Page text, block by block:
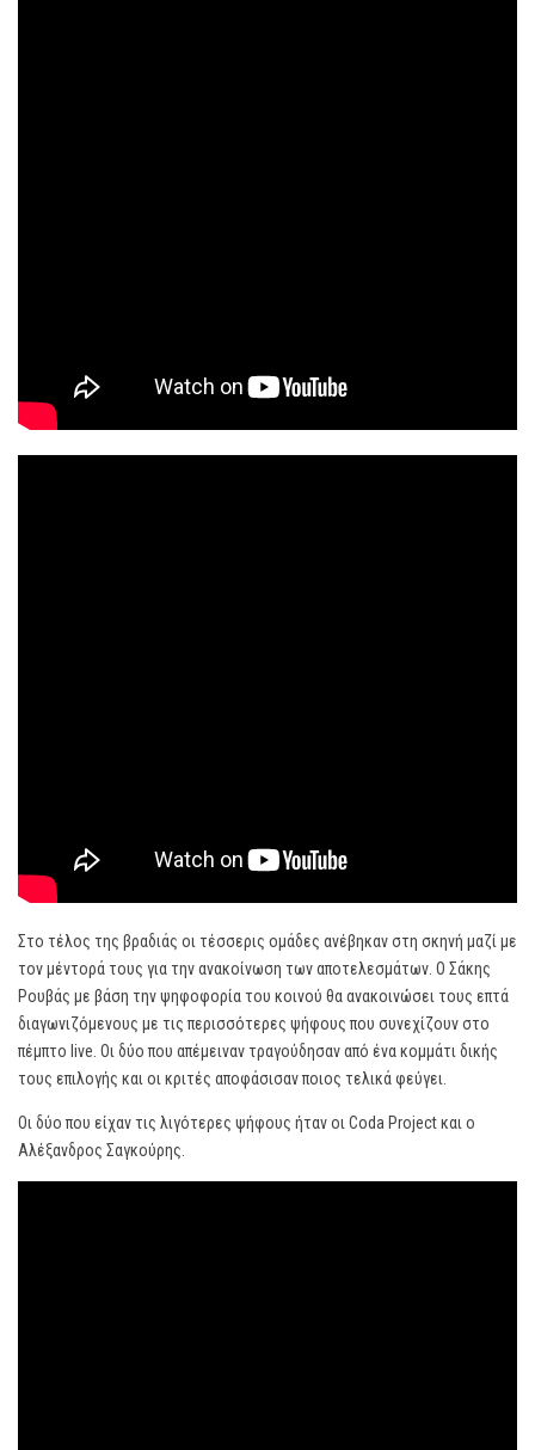
Στο τέλος της βραδιάς οι τέσσερις ομάδες ανέβηκαν στη σκηνή μαζί με
τον μέντορά τους για την ανακοίνωση των αποτελεσμάτων. Ο Σάκης
Ρουβάς με βάση την ψηφοφορία του κοινού θα ανακοινώσει τους επτά
διαγωνιζόμενους με τις περισσότερες ψήφους που συνεχίζουν στο
πέμπτο live. Οι δύο που απέμειναν τραγούδησαν από ένα κομμάτι δικής
τους επιλογής και οι κριτές αποφάσισαν ποιος τελικά φεύγει.
Οι δύο που είχαν τις λιγότερες ψήφους ήταν οι Coda Project και ο
Αλέξανδρος Σαγκούρης.